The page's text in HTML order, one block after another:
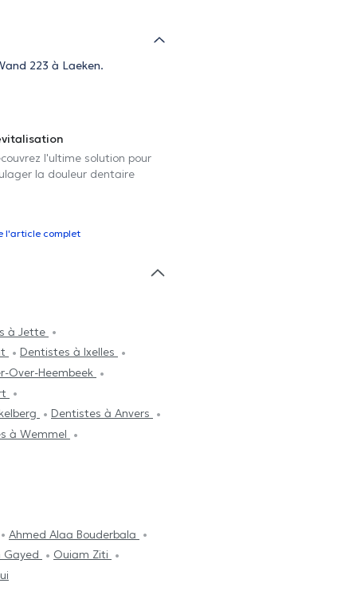
223 à Laeken.
l'ultime solution pour
la douleur dentaire
l'article complet
à Jette
Dentistes à Ixelles
Over-Heembeek
Dentistes à Anvers
à Wemmel
Ahmed Alaa Bouderbala
Gayed
Ouiam Ziti